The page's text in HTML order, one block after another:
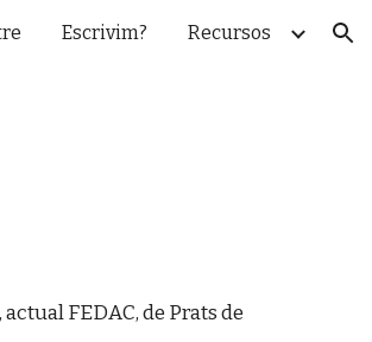
Escrivim? Recursos
FEDAC, de Prats de